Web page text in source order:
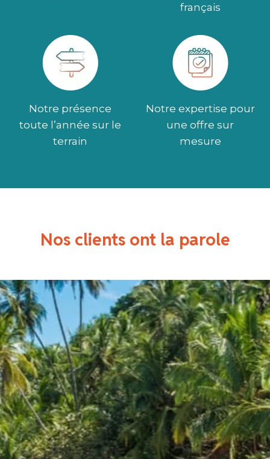
français
Notre présence
toute l’année sur le
terrain
Notre expertise pour
une offre sur
mesure
Nos clients ont la parole